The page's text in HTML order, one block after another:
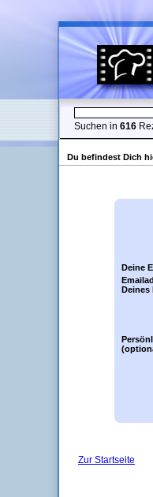
Suchen in 616
Du befindest Dich
Deine
Deines
Zur Startseite